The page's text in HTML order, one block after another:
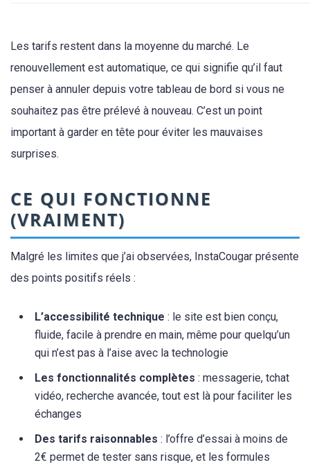
Les tarifs restent dans la moyenne du marché. Le
renouvellement est automatique, ce qui signifie qu’il faut
penser à annuler depuis votre tableau de bord si vous ne
souhaitez pas être prélevé à nouveau. C’est un point
important à garder en tête pour éviter les mauvaises
surprises.
CE QUI FONCTIONNE
(VRAIMENT)
Malgré les limites que j’ai observées, InstaCougar présente
des points positifs réels :
L’accessibilité technique : le site est bien conçu,
fluide, facile à prendre en main, même pour quelqu’un
qui n’est pas à l’aise avec la technologie
Les fonctionnalités complètes : messagerie, tchat
vidéo, recherche avancée, tout est là pour faciliter les
échanges
Des tarifs raisonnables : l’offre d’essai à moins de
2€ permet de tester sans risque, et les formules